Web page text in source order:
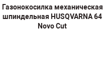
Газонокосилка механическая
шпиндельная HUSQVARNA 64
Novo Cut